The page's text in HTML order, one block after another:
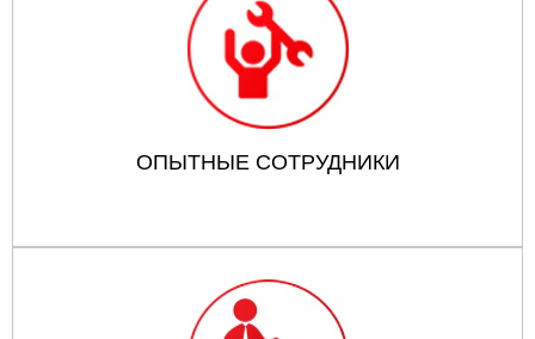
ОПЫТНЫЕ СОТРУДНИКИ